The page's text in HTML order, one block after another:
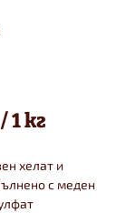
кг
хелат и
с меден